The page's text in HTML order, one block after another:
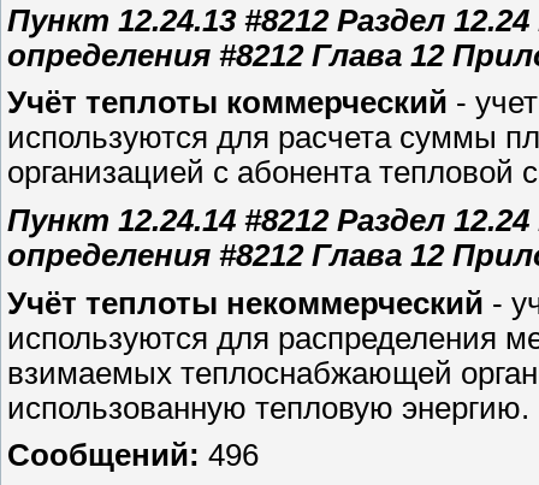
Пункт 12.24.13 #8212 Раздел
определения #8212 Глава 12
Учёт теплоты коммерческий -
используются для расчета суммы
организацией с абонента тепловой
Пункт 12.24.14 #8212 Раздел
определения #8212 Глава 12
Учёт теплоты некоммерческий -
используются для распределения
взимаемых теплоснабжающей
использованную тепловую энергию.
Сообщений: 496